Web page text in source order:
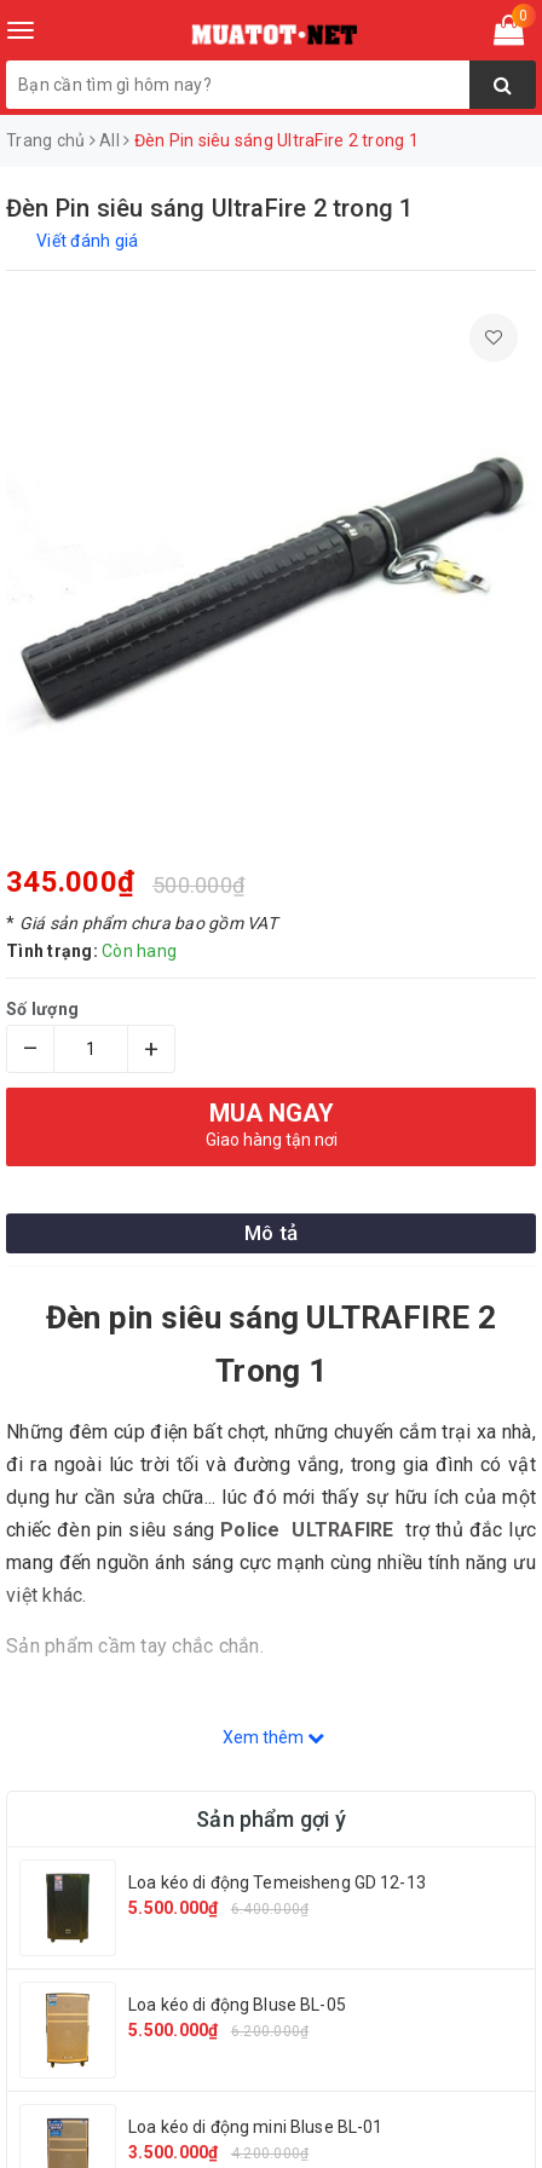
Toggle
navigation
0
Trang chủ All Đèn Pin siêu sáng UltraFire 2 trong 1
Đèn Pin siêu sáng UltraFire 2 trong 1
Viết đánh giá
345.000₫ 500.000₫
* Giá sản phẩm chưa bao gồm VAT
Tình trạng: Còn hang
Số lượng
– +
MUA NGAY
Giao hàng tận nơi
Mô tả
Đèn pin siêu sáng ULTRAFIRE 2
Trong 1
Những đêm cúp điện bất chợt, những chuyến cắm trại xa nhà,
đi ra ngoài lúc trời tối và đường vắng, trong gia đình có vật
dụng hư cần sửa chữa... lúc đó mới thấy sự hữu ích của một
chiếc đèn pin siêu sáng Police ULTRAFIRE trợ thủ đắc lực
mang đến nguồn ánh sáng cực mạnh cùng nhiều tính năng ưu
việt khác.
Sản phẩm cầm tay chắc chắn.
- Chiếu xa 200m
- Kích thướt: 415mm x 33mm x 34mm
- Trọng lượng: 370g
- Nhôm dày đúc 2 đoạn, rất chắc chắn, tha hồ lâm trận.
Sản phẩm khi kéo ra
Xem thêm
Sản phẩm gợi ý
Loa kéo di động Temeisheng GD 12-13
5.500.000₫
6.400.000₫
Loa kéo di động Bluse BL-05
5.500.000₫
6.200.000₫
Loa kéo di động mini Bluse BL-01
3.500.000₫
4.200.000₫